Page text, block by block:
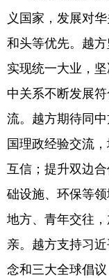
义国家，发展对
和头等优先。越
实现统一大业，
中关系不断发展
流。越方期待同
国理政经验交流
互信；提升双边
础设施、环保等
地方、青年交往
亲。越方支持习
念和三大全球倡